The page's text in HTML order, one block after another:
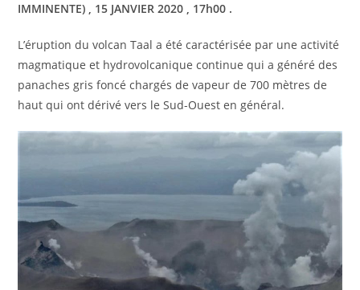
IMMINENTE) , 15 JANVIER 2020 , 17h00 .
L’éruption du volcan Taal a été caractérisée par une activité
magmatique et hydrovolcanique continue qui a généré des
panaches gris foncé chargés de vapeur de 700 mètres de
haut qui ont dérivé vers le Sud-Ouest en général.